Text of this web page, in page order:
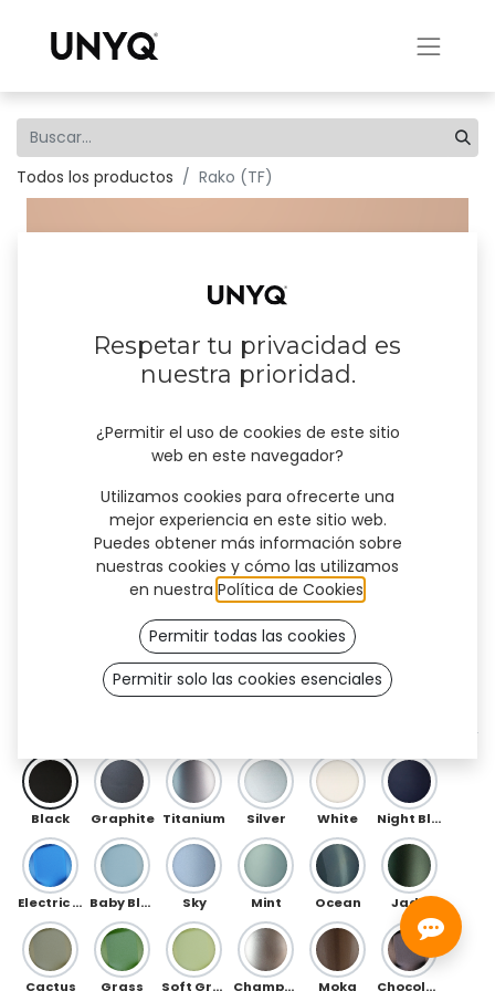
Todos los productos Rako (TF)
Rako (TF)
Black Graphite Titanium Silver White Night Blue
Electric Blue Baby Blue Sky Mint Ocean Jade
Cactus Grass Soft Green Champagne Moka Chocolate
Respetar tu privacidad es
nuestra prioridad.
¿Permitir el uso de cookies de este sitio
web en este navegador?
Utilizamos cookies para ofrecerte una
mejor experiencia en este sitio web.
Puedes obtener más información sobre
nuestras cookies y cómo las utilizamos
en nuestra Política de Cookies
Permitir todas las cookies
Permitir solo las cookies esenciales